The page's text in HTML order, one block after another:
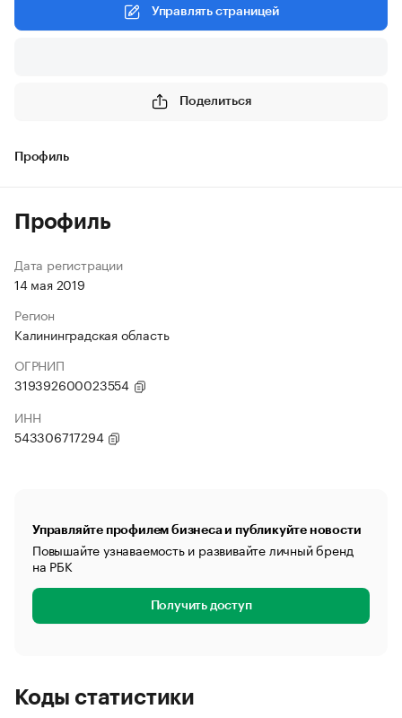
Управлять страницей
Поделиться
Профиль
Профиль
Дата регистрации
14 мая 2019
Регион
Калининградская область
ОГРНИП
319392600023554
ИНН
543306717294
Управляйте профилем бизнеса и публикуйте новости
Повышайте узнаваемость и развивайте личный бренд
на РБК
Получить доступ
Коды статистики